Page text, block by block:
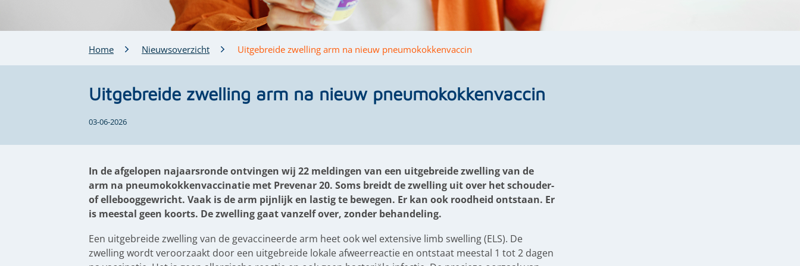
Home Nieuwsoverzicht Uitgebreide zwelling arm na nieuw pneumokokkenvaccin
Uitgebreide zwelling arm na nieuw pneumokokkenvaccin
03-06-2026
In de afgelopen najaarsronde ontvingen wij 22 meldingen van een uitgebreide zwelling van de
arm na pneumokokkenvaccinatie met Prevenar 20. Soms breidt de zwelling uit over het schouder-
of ellebooggewricht. Vaak is de arm pijnlijk en lastig te bewegen. Er kan ook roodheid ontstaan. Er
is meestal geen koorts. De zwelling gaat vanzelf over, zonder behandeling.
Een uitgebreide zwelling van de gevaccineerde arm heet ook wel extensive limb swelling (ELS). De
zwelling wordt veroorzaakt door een uitgebreide lokale afweerreactie en ontstaat meestal 1 tot 2 dagen